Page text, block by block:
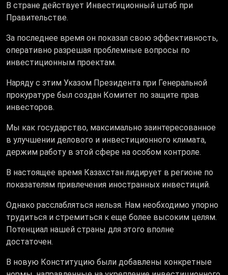
В стране действует Инвестиционный штаб при
Правительстве.
За последнее время он показал свою эффективность,
оперативно разрешая проблемные вопросы по
инвестиционным проектам.
Наряду с этим Указом Президента при Генеральной
прокуратуре был создан Комитет по защите прав
инвесторов.
Мы как государство, максимально заинтересованное
в улучшении делового и инвестиционного климата,
держим работу в этой сфере на особом контроле.
В настоящее время Казахстан лидирует в регионе по
показателям привлечения иностранных инвестиций.
Однако расслабляться нельзя. Нам необходимо упорно
трудиться и стремиться к еще более высоким целям.
Потенциал нашей страны для этого вполне
достаточен.
В новую Конституцию были добавлены конкретные